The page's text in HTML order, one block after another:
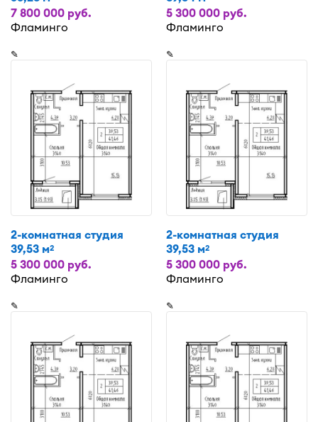
7 800 000 руб.
Фламинго
5 300 000 руб.
Фламинго
✎
2-комнатная студия
39,53 м2
5 300 000 руб.
Фламинго
✎
2-комнатная студия
39,53 м2
5 300 000 руб.
Фламинго
✎ ✎